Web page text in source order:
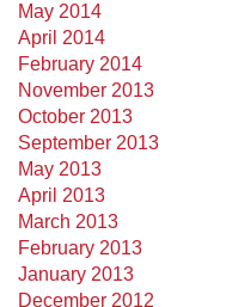
May 2014
April 2014
February 2014
November 2013
October 2013
September 2013
May 2013
April 2013
March 2013
February 2013
January 2013
December 2012